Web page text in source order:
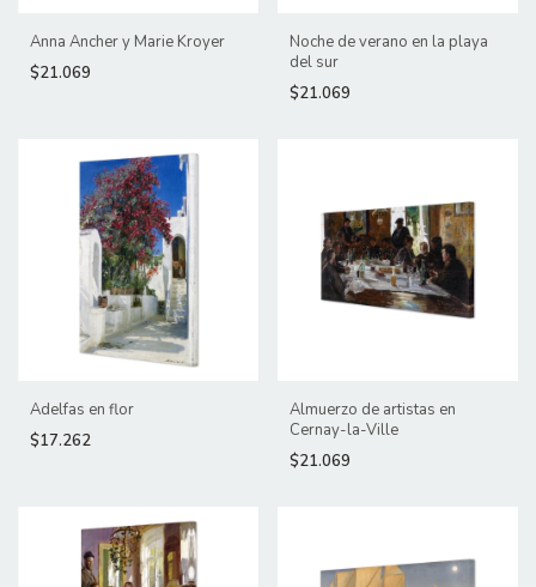
Anna Ancher y Marie Kroyer
$21.069
Noche de verano en la playa
del sur
$21.069
Adelfas en flor
$17.262
Almuerzo de artistas en
Cernay-la-Ville
$21.069